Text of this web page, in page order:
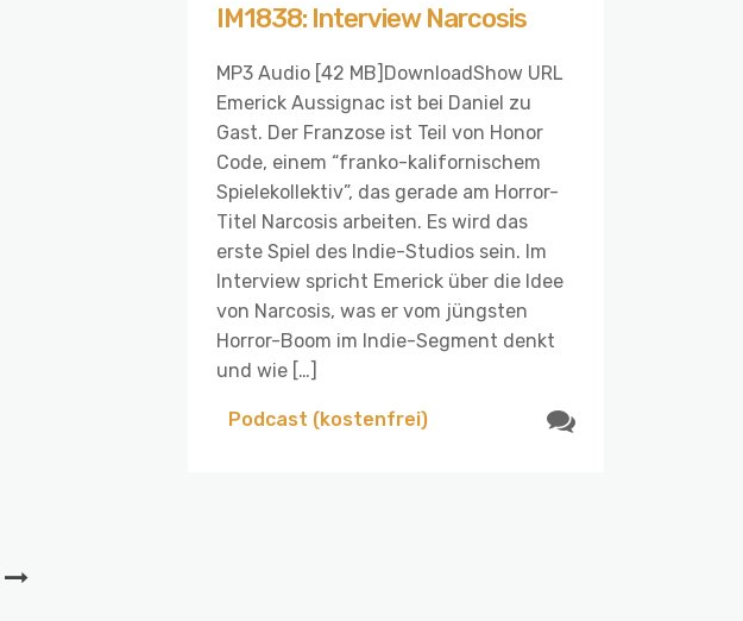
IM1838: Interview Narcosis
MP3 Audio [42 MB]DownloadShow URL
Emerick Aussignac ist bei Daniel zu
Gast. Der Franzose ist Teil von Honor
Code, einem “franko-kalifornischem
Spielekollektiv”, das gerade am Horror-
Titel Narcosis arbeiten. Es wird das
erste Spiel des Indie-Studios sein. Im
Interview spricht Emerick über die Idee
von Narcosis, was er vom jüngsten
Horror-Boom im Indie-Segment denkt
und wie […]
Podcast (kostenfrei)